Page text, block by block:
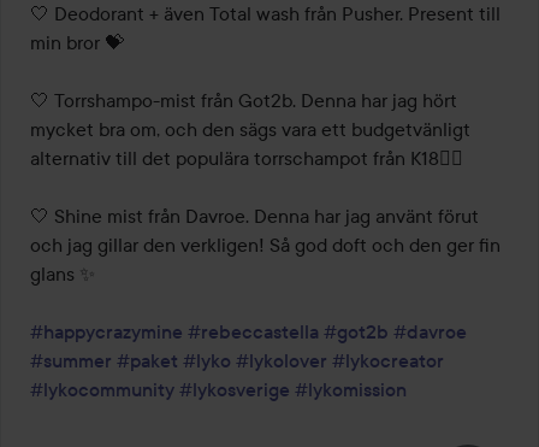
🤍 Deodorant + även Total wash från Pusher. Present till
min bror 💝
🤍 Torrshampo-mist från Got2b. Denna har jag hört
mycket bra om, och den sägs vara ett budgetvänligt
alternativ till det populära torrschampot från K18👌🏼
🤍 Shine mist från Davroe. Denna har jag använt förut
och jag gillar den verkligen! Så god doft och den ger fin
glans ✨
#happycrazymine #rebeccastella #got2b #davroe
#summer #paket #lyko #lykolover #lykocreator
#lykocommunity #lykosverige #lykomission